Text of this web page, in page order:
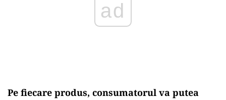
Pe fiecare produs, consumatorul va putea